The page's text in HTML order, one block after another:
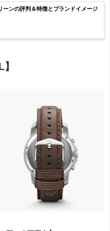
ーンの評判＆特徴とブランドイメージ